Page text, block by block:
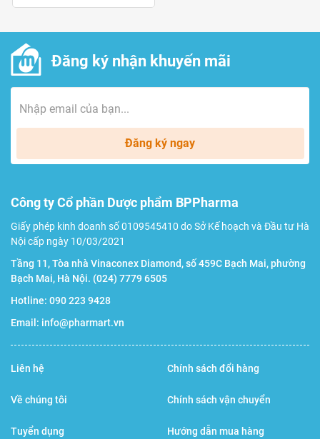
Nhà sản xuất
Eric Favre Wellness.
Đăng ký nhận khuyến mãi
Đăng ký ngay
Công ty Cổ phần Dược phẩm BPPharma
Giấy phép kinh doanh số 0109545410 do Sở Kế hoạch và Đầu tư Hà
Nội cấp ngày 10/03/2021
Tầng 11, Tòa nhà Vinaconex Diamond, số 459C Bạch Mai, phường
Bạch Mai, Hà Nội. (024) 7779 6505
Hotline: 090 223 9428
Email: info@pharmart.vn
Liên hệ
Về chúng tôi
Tuyển dụng
Chính sách đổi hàng
Chính sách vận chuyển
Hướng dẫn mua hàng